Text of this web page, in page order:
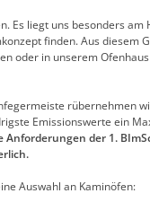
Es liegt uns besonders am
finden. Aus diesem
oder in unserem
rübernehmen
Emissionswerte ein
der 1.
Auswahl an Kaminöfen: